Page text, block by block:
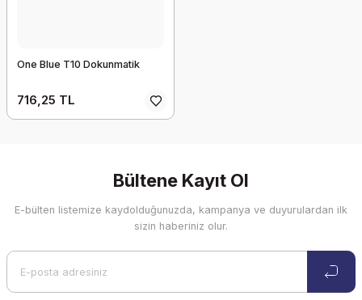
One Blue T10 Dokunmatik
716,25 TL
Bültene Kayıt Ol
E-bülten listemize kaydolduğunuzda, kampanya ve duyurulardan ilk
sizin haberiniz olur.